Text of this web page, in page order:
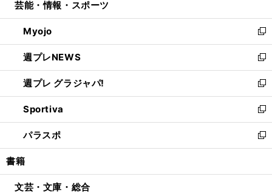
開
く
ウ
で
開
く
ン
ド
ウ
で
開
く
ウ
ィ
ン
ド
ウ
で
開
く
芸能・情報・スポーツ
Myojo
新
し
い
ウ
ィ
ン
ド
ウ
で
開
週プレNEWS
新
し
い
ウ
ィ
ン
ド
ウ
開
週プレ グラジャパ!
新
し
い
ウ
ィ
ン
ウ
Sportiva
新
し
い
ウ
ン
パラスポ
新
し
ウ
書籍
文芸・文庫・総合